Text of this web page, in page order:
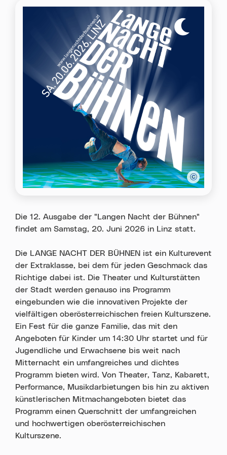
Die 12. Ausgabe der "Langen Nacht der Bühnen"
findet am Samstag, 20. Juni 2026 in Linz statt.
Die LANGE NACHT DER BÜHNEN ist ein Kulturevent
der Extraklasse, bei dem für jeden Geschmack das
Richtige dabei ist. Die Theater und Kulturstätten
der Stadt werden genauso ins Programm
eingebunden wie die innovativen Projekte der
vielfältigen oberösterreichischen freien Kulturszene.
Ein Fest für die ganze Familie, das mit den
Angeboten für Kinder um 14:30 Uhr startet und für
Jugendliche und Erwachsene bis weit nach
Mitternacht ein umfangreiches und dichtes
Programm bieten wird. Von Theater, Tanz, Kabarett,
Performance, Musikdarbietungen bis hin zu aktiven
künstlerischen Mitmachangeboten bietet das
Programm einen Querschnitt der umfangreichen
und hochwertigen oberösterreichischen
Kulturszene.